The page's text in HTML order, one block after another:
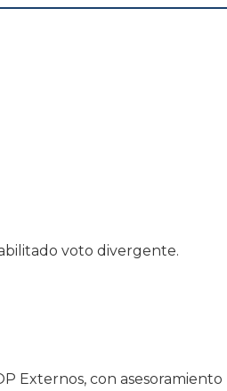
voto divergente.
Externos, con asesoramiento